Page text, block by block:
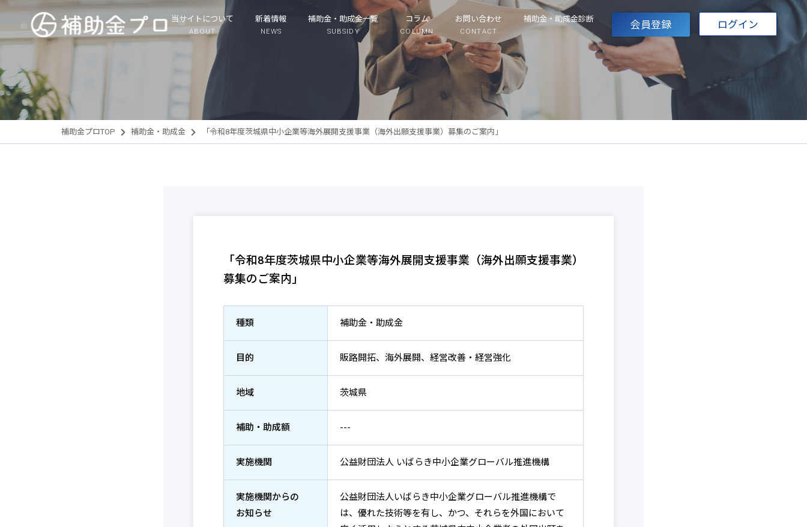
当サイトについて
ABOUT
新着情報
NEWS
補助金・助成金一覧
SUBSIDY
コラム
COLUMN
お問い合わせ
CONTACT
補助金・助成金診断 会員登録 ログイン
補助金プロTOP 補助金・助成金 「令和8年度茨城県中小企業等海外展開支援事業（海外出願支援事業）募集のご案内」
「令和8年度茨城県中小企業等海外展開支援事業（海外出願支援事業）
募集のご案内」
種類 補助金・助成金
目的 販路開拓、海外展開、経営改善・経営強化
地域 茨城県
補助・助成額 ---
実施機関 公益財団法人 いばらき中小企業グローバル推進機構
実施機関からの
お知らせ
公益財団法人いばらき中小企業グローバル推進機構で
は、優れた技術等を有し、かつ、それらを外国において